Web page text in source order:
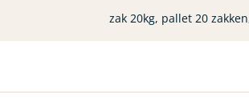
zak 20kg, pallet 20